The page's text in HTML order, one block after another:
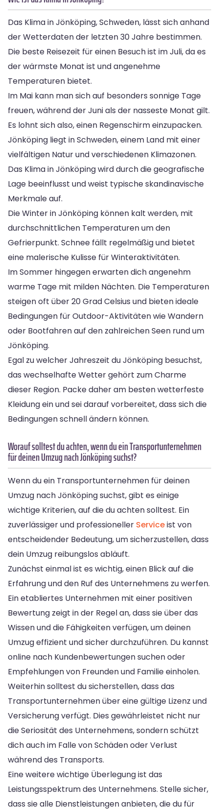
Das Klima in Jönköping, Schweden, lässt sich anhand
der Wetterdaten der letzten 30 Jahre bestimmen.
Die beste Reisezeit für einen Besuch ist im Juli, da es
der wärmste Monat ist und angenehme
Temperaturen bietet.
Im Mai kann man sich auf besonders sonnige Tage
freuen, während der Juni als der nasseste Monat gilt.
Es lohnt sich also, einen Regenschirm einzupacken.
Jönköping liegt in Schweden, einem Land mit einer
vielfältigen Natur und verschiedenen Klimazonen.
Das Klima in Jönköping wird durch die geografische
Lage beeinflusst und weist typische skandinavische
Merkmale auf.
Die Winter in Jönköping können kalt werden, mit
durchschnittlichen Temperaturen um den
Gefrierpunkt. Schnee fällt regelmäßig und bietet
eine malerische Kulisse für Winteraktivitäten.
Im Sommer hingegen erwarten dich angenehm
warme Tage mit milden Nächten. Die Temperaturen
steigen oft über 20 Grad Celsius und bieten ideale
Bedingungen für Outdoor-Aktivitäten wie Wandern
oder Bootfahren auf den zahlreichen Seen rund um
Jönköping.
Egal zu welcher Jahreszeit du Jönköping besuchst,
das wechselhafte Wetter gehört zum Charme
dieser Region. Packe daher am besten wetterfeste
Kleidung ein und sei darauf vorbereitet, dass sich die
Bedingungen schnell ändern können.
Worauf solltest du achten, wenn du ein Transportunternehmen
für deinen Umzug nach Jönköping suchst?
Wenn du ein Transportunternehmen für deinen
Umzug nach Jönköping suchst, gibt es einige
wichtige Kriterien, auf die du achten solltest. Ein
zuverlässiger und professioneller Serviceist von
entscheidender Bedeutung, um sicherzustellen, dass
dein Umzug reibungslos abläuft.
Zunächst einmal ist es wichtig, einen Blick auf die
Erfahrung und den Ruf des Unternehmens zu werfen.
Ein etabliertes Unternehmen mit einer positiven
Bewertung zeigt in der Regel an, dass sie über das
Wissen und die Fähigkeiten verfügen, um deinen
Umzug effizient und sicher durchzuführen. Du kannst
online nach Kundenbewertungen suchen oder
Empfehlungen von Freunden und Familie einholen.
Weiterhin solltest du sicherstellen, dass das
Transportunternehmen über eine gültige Lizenz und
Versicherung verfügt. Dies gewährleistet nicht nur
die Seriosität des Unternehmens, sondern schützt
dich auch im Falle von Schäden oder Verlust
während des Transports.
Eine weitere wichtige Überlegung ist das
Leistungsspektrum des Unternehmens. Stelle sicher,
dass sie alle Dienstleistungen anbieten, die du für